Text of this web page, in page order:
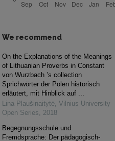
We recommend
On the Explanations of the Meanings
of Lithuanian Proverbs in Constant
von Wurzbach ’s collection
Sprichwörter der Polen historisch
erläutert, mit Hinblick auf ...
Lina Plaušinaitytė, Vilnius University
Open Series, 2018
Begegnungsschule und
Fremdsprache: Der pädagogisch-